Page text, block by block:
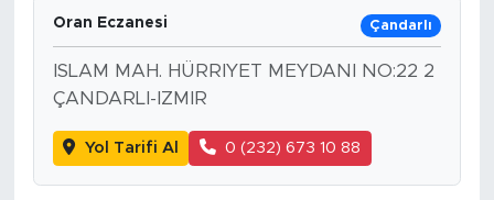
Oran Eczanesi Çandarlı
ISLAM MAH. HÜRRIYET MEYDANI NO:22 2
ÇANDARLI-IZMIR
Yol Tarifi Al 0 (232) 673 10 88